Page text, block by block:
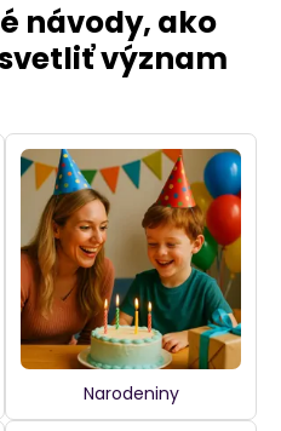
návody, ako
význam
Narodeniny